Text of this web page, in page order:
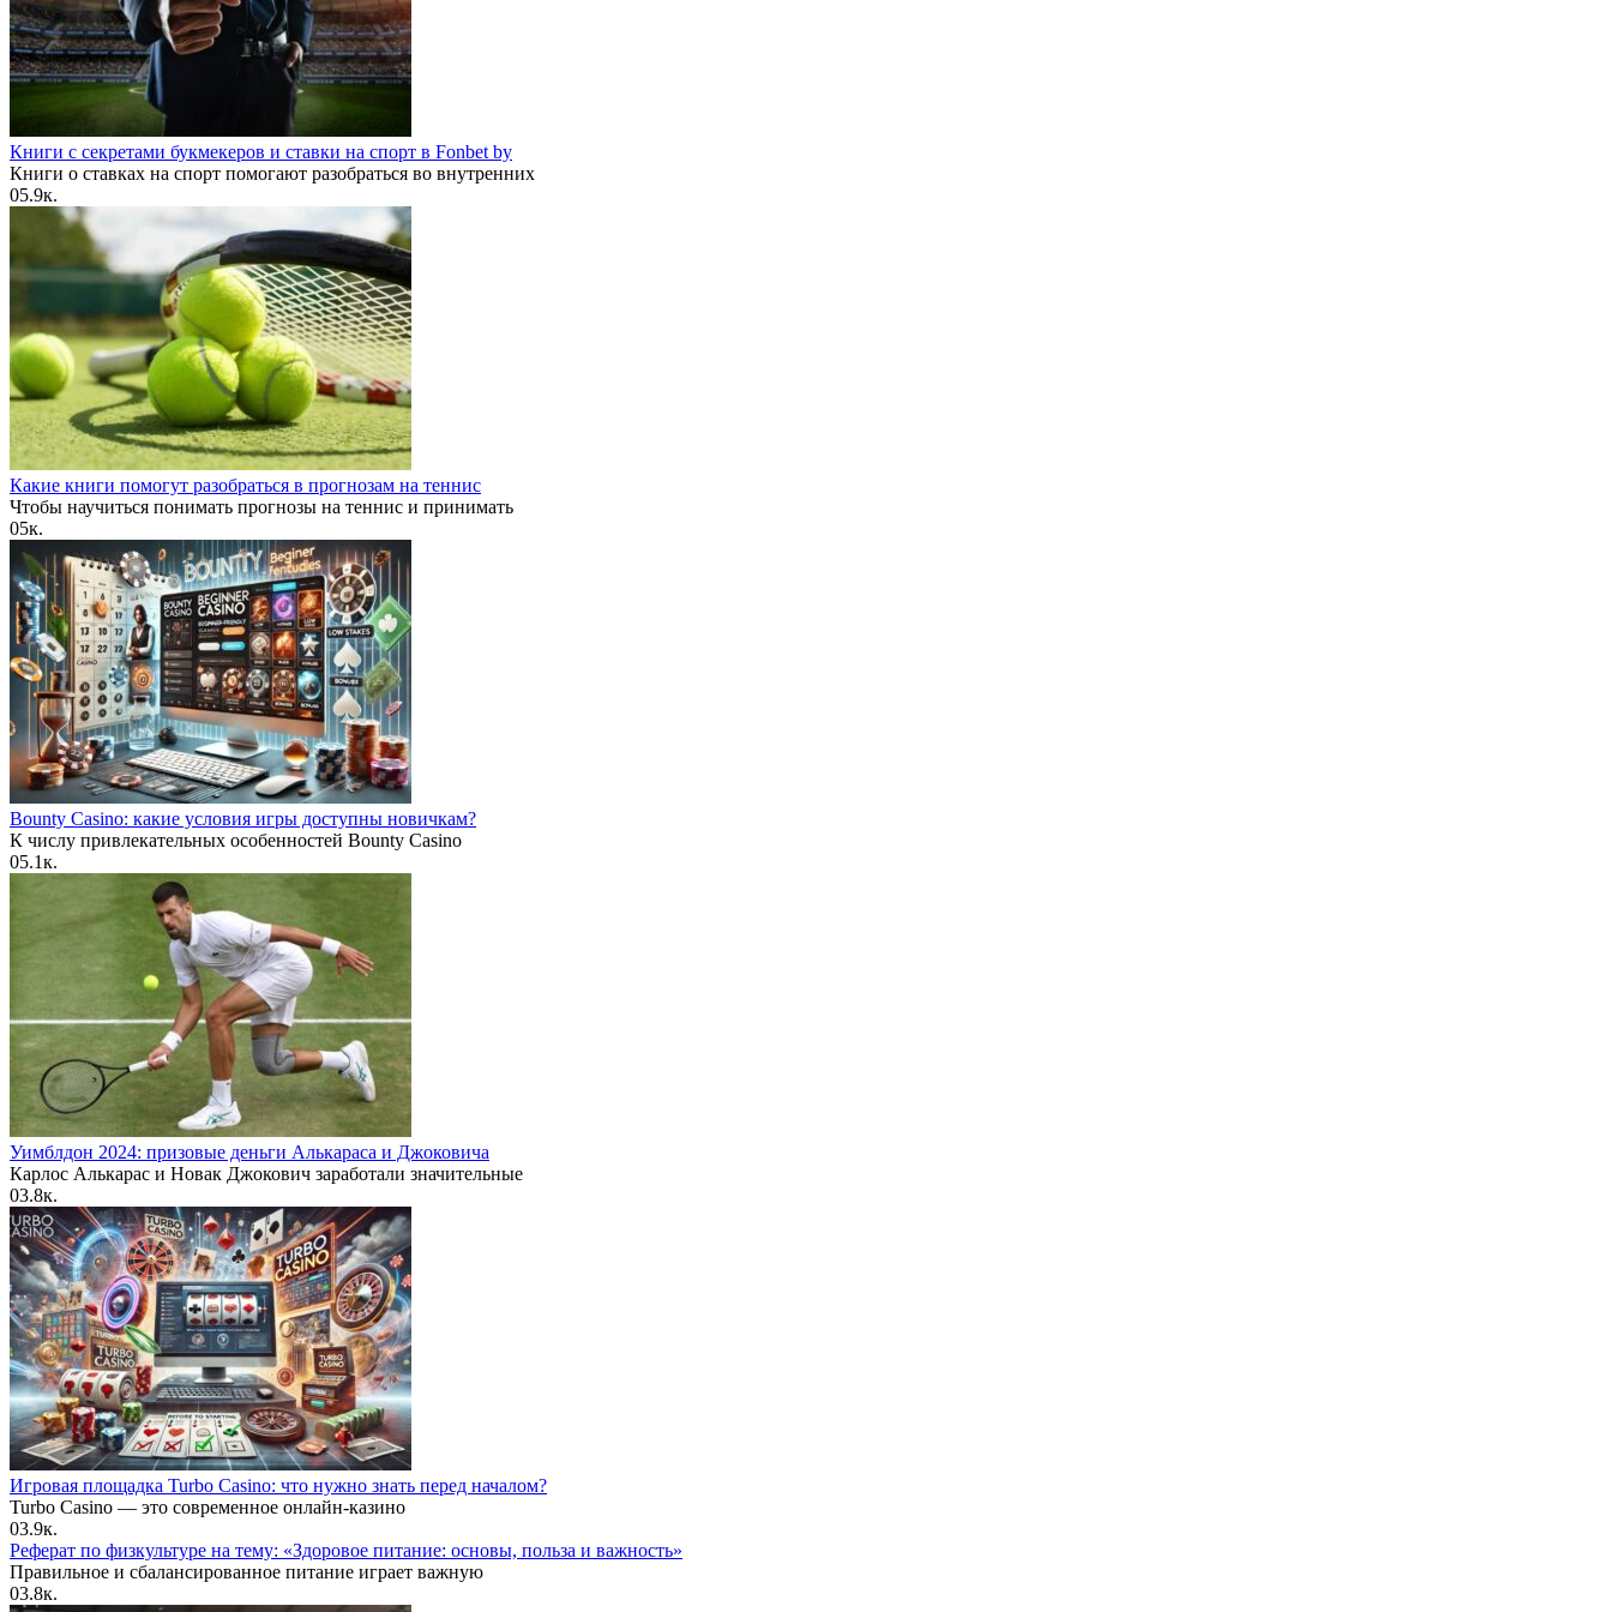
Книги с секретами букмекеров и ставки на спорт в Fonbet by
Книги о ставках на спорт помогают разобраться во внутренних
05.9к.
Какие книги помогут разобраться в прогнозам на теннис
Чтобы научиться понимать прогнозы на теннис и принимать
05к.
Bounty Casino: какие условия игры доступны новичкам?
К числу привлекательных особенностей Bounty Casino
05.1к.
Уимблдон 2024: призовые деньги Алькараса и Джоковича
Карлос Алькарас и Новак Джокович заработали значительные
03.8к.
Игровая площадка Turbo Casino: что нужно знать перед началом?
Turbo Casino — это современное онлайн-казино
03.9к.
Реферат по физкультуре на тему: «Здоровое питание: основы, польза и важность»
Правильное и сбалансированное питание играет важную
03.8к.